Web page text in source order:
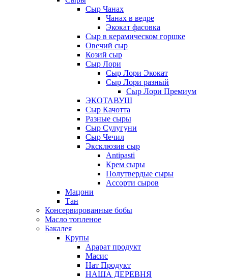
Сыр Чанах
Чанах в ведре
Экокат фасовка
Сыр в керамическом горшке
Овечий сыр
Козий сыр
Сыр Лори
Сыр Лори Экокат
Сыр Лори разный
Сыр Лори Премиум
ЭКОТАВУШ
Сыр Качотта
Разные сыры
Сыр Сулугуни
Сыр Чечил
Эксклюзив сыр
Antipasti
Крем сыры
Полутвердые сыры
Ассорти сыров
Мацони
Тан
Консервированные бобы
Масло топленое
Бакалея
Крупы
Арарат продукт
Масис
Нат Продукт
НАША ДЕРЕВНЯ